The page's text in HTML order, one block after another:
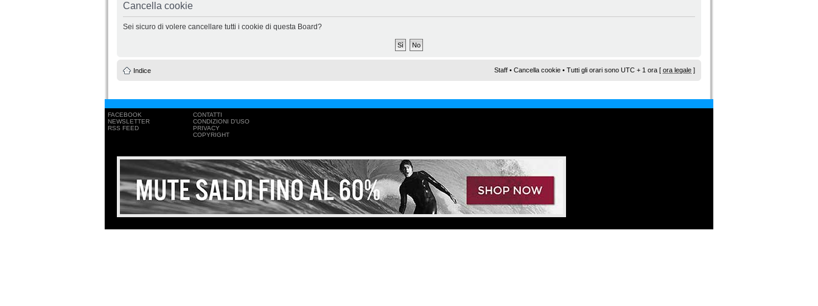
Cancella cookie
Sei sicuro di volere cancellare tutti i cookie di questa Board?
Indice Staff • Cancella cookie • Tutti gli orari sono UTC + 1 ora [ ora legale ]
FACEBOOK
NEWSLETTER
RSS FEED
CONTATTI
CONDIZIONI D'USO
PRIVACY
COPYRIGHT